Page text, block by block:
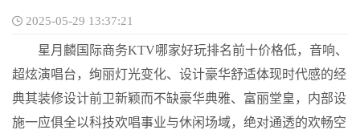
2025-05-29 13:37:21
星月麟国际商务KTV哪家好玩排名前十价格低，音响、
超炫演唱台，绚丽灯光变化、设计豪华舒适体现时代感的经
典其装修设计前卫新颖而不缺豪华典雅、富丽堂皇，内部设
施一应俱全以科技欢唱事业与休闲场域，绝对通透的欢畅空